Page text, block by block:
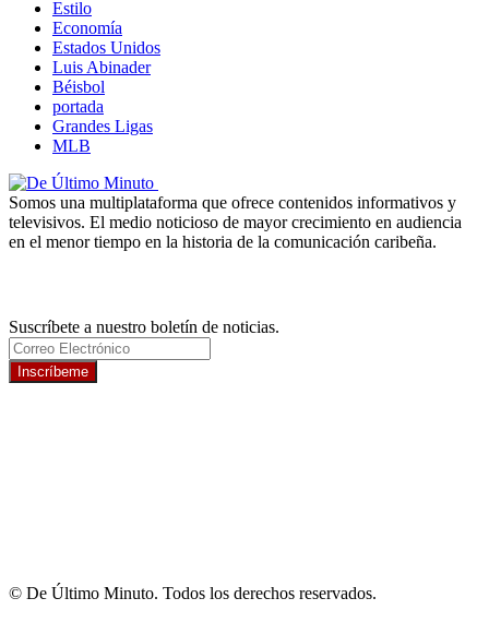
Estilo
Economía
Estados Unidos
Luis Abinader
Béisbol
portada
Grandes Ligas
MLB
Somos una multiplataforma que ofrece contenidos informativos y
televisivos. El medio noticioso de mayor crecimiento en audiencia
en el menor tiempo en la historia de la comunicación caribeña.
Suscríbete a nuestro boletín de noticias.
Inscríbeme
© De Último Minuto. Todos los derechos reservados.